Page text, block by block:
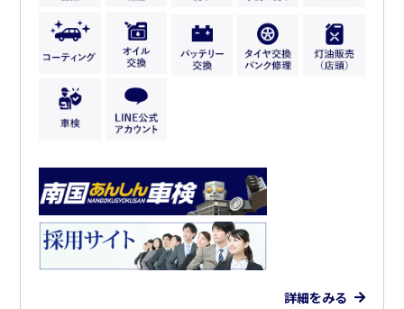
詳細をみる